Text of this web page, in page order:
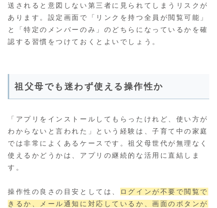
送されると意図しない第三者に見られてしまうリスクが
あります。設定画面で「リンクを持つ全員が閲覧可能」
と「特定のメンバーのみ」のどちらになっているかを確
認する習慣をつけておくとよいでしょう。
祖父母でも迷わず使える操作性か
「アプリをインストールしてもらったけれど、使い方が
わからないと言われた」という経験は、子育て中の家庭
では非常によくあるケースです。祖父母世代が無理なく
使えるかどうかは、アプリの継続的な活用に直結しま
す。
操作性の良さの目安としては、
ログインが不要で閲覧で
きるか、メール通知に対応しているか、画面のボタンが